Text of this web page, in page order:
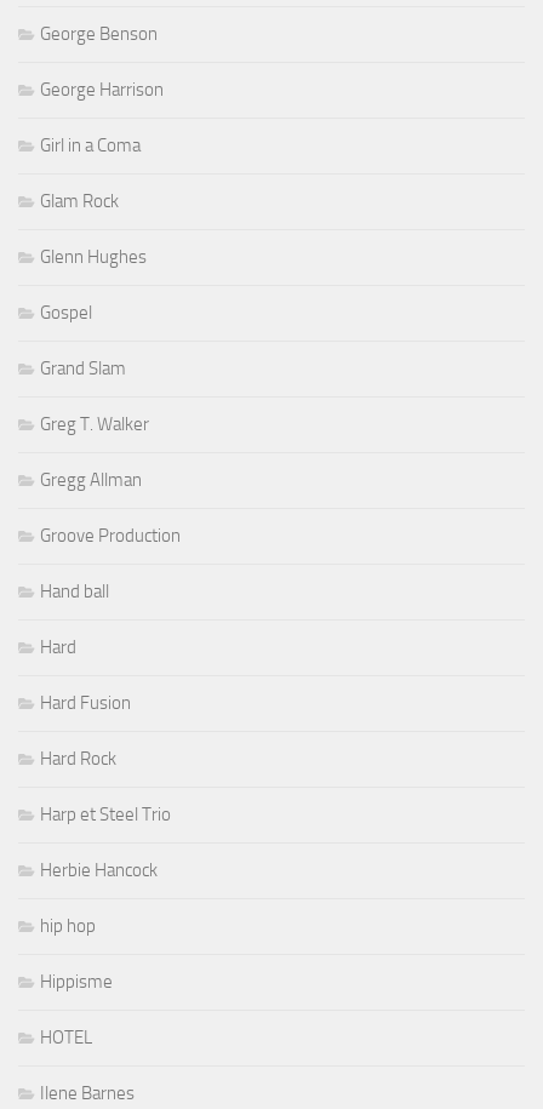
George Benson
George Harrison
Girl in a Coma
Glam Rock
Glenn Hughes
Gospel
Grand Slam
Greg T. Walker
Gregg Allman
Groove Production
Hand ball
Hard
Hard Fusion
Hard Rock
Harp et Steel Trio
Herbie Hancock
hip hop
Hippisme
HOTEL
Ilene Barnes